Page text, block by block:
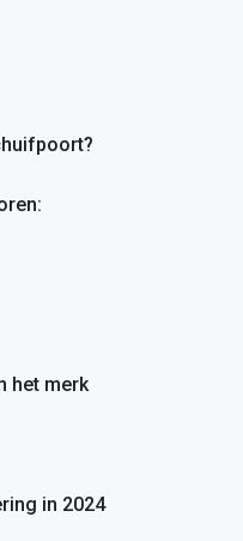
het merk
in 2024